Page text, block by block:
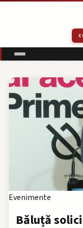
Evenimente
Băluță